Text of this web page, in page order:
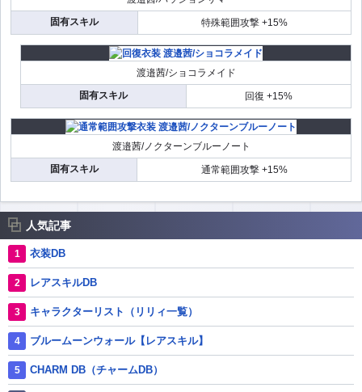
固有スキル
特殊範囲攻撃 +15%
渡邉茜/ショコラメイド
固有スキル
回復 +15%
渡邉茜/ノクターンブルーノート
固有スキル
通常範囲攻撃 +15%
人気記事
衣装DB
レアスキルDB
キャラクターリスト（リリィ一覧）
ブルームーンウォール【レアスキル】
CHARM DB（チャームDB）